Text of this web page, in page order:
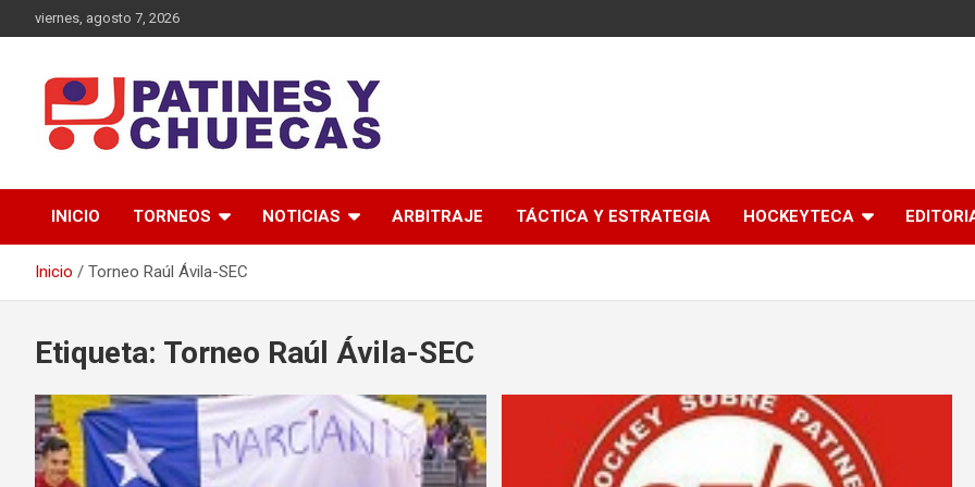
al
viernes, agosto 7, 2026
Patines y Chuecas
INICIO TORNEOS NOTICIAS ARBITRAJE TÁCTICA Y ESTRATEGIA HOCKEYTECA
Inicio Torneo Raúl Ávila-SEC
Etiqueta: Torneo Raúl Ávila-SEC